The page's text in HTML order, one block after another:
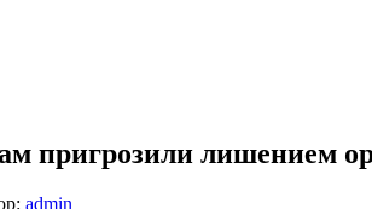
пригрозили лишением
admin